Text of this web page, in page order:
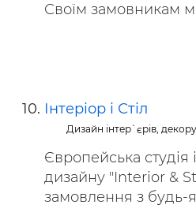
Своїм замовникам
Інтеріор і Стіл
Дизайн інтер`єрів,
Європейська студія
дизайну "Interior &
замовлення з будь-